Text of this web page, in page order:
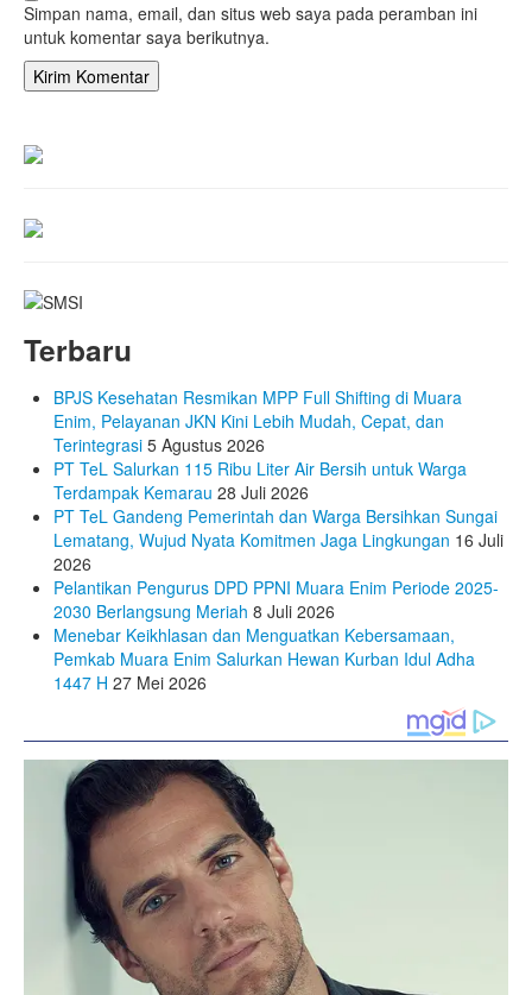
Simpan nama, email, dan situs web saya pada peramban ini
untuk komentar saya berikutnya.
Terbaru
BPJS Kesehatan Resmikan MPP Full Shifting di Muara
Enim, Pelayanan JKN Kini Lebih Mudah, Cepat, dan
Terintegrasi 5 Agustus 2026
PT TeL Salurkan 115 Ribu Liter Air Bersih untuk Warga
Terdampak Kemarau 28 Juli 2026
PT TeL Gandeng Pemerintah dan Warga Bersihkan Sungai
Lematang, Wujud Nyata Komitmen Jaga Lingkungan 16 Juli
2026
Pelantikan Pengurus DPD PPNI Muara Enim Periode 2025-
2030 Berlangsung Meriah 8 Juli 2026
Menebar Keikhlasan dan Menguatkan Kebersamaan,
Pemkab Muara Enim Salurkan Hewan Kurban Idul Adha
1447 H 27 Mei 2026